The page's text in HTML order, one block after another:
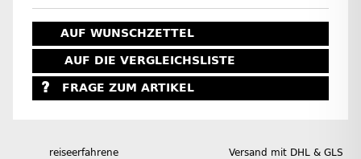
AUF WUNSCHZETTEL
AUF DIE VERGLEICHSLISTE
FRAGE ZUM ARTIKEL
reiseerfahrene
Versand mit DHL & GLS